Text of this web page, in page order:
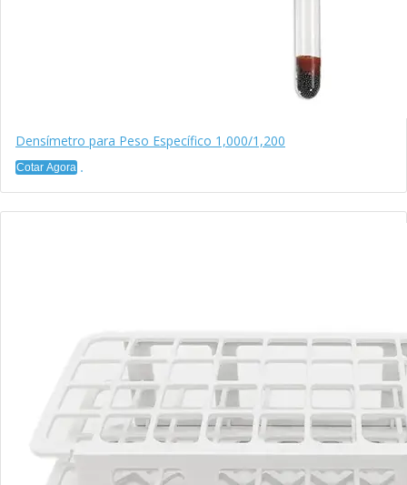
Densímetro para Peso Específico 1,000/1,200
Cotar Agora